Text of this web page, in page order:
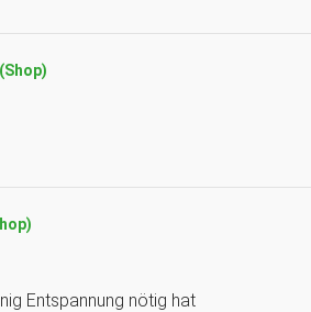
Entspannung nötig hat